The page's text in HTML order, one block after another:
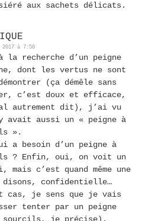
aux sachets délicats.
à 7:58
la recherche d’un peigne
dont les vertus ne sont
(ça démêle sans
c’est doux et efficace,
autrement dit), j’ai vu
avait aussi un « peigne à
».
a besoin d’un peigne à
? Enfin, oui, on voit un
mais c’est quand même une
confidentielle…
cas, je sens que je vais
tenter par un peigne